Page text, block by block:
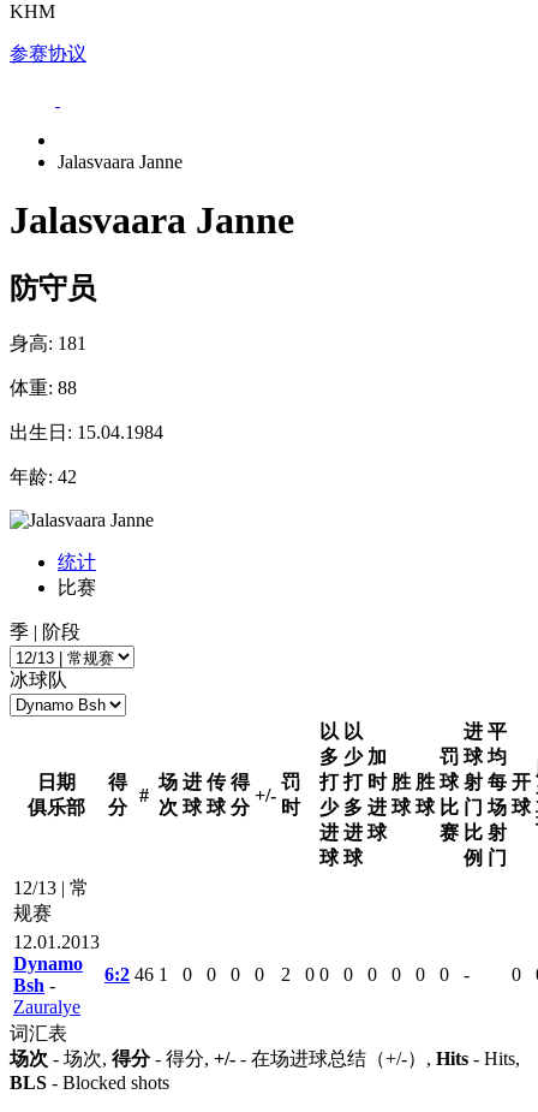
KHM
参赛协议
Jalasvaara Janne
Jalasvaara Janne
防守员
身高: 181
体重: 88
出生日: 15.04.1984
年龄: 42
统计
比赛
季 | 阶段
冰球队
日期
俱乐部
得
分
#
场
次
进
球
传
球
得
分
+/-
罚
时
以
多
打
少
进
球
以
少
打
多
进
球
加
时
进
球
胜
球
胜
球
罚
球
比
赛
进
球
射
门
比
例
平
均
每
场
射
门
开
球
12/13 | 常
规赛
12.01.2013
Dynamo
Bsh -
Zauralye
6:2 46 1 0 0 0 0 2 0 0 0 0 0 0 0 - 0
词汇表
场次 - 场次, 得分- 得分, +/- - 在场进球总结（+/-）, Hits - Hits,
BLS - Blocked shots